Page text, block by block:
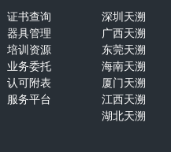
证书查询
器具管理
培训资源
业务委托
认可附表
服务平台
深圳天溯
广西天溯
东莞天溯
海南天溯
厦门天溯
江西天溯
湖北天溯